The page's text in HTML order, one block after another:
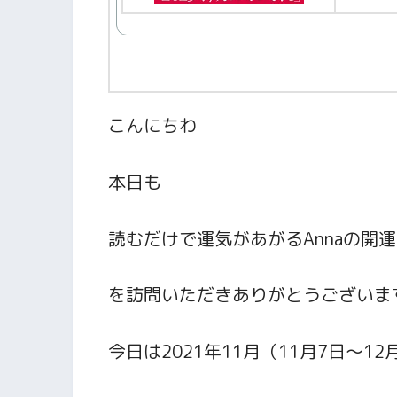
こんにちわ
本日も
読むだけで運気があがるAnnaの開
を訪問いただきありがとうございま
今日は2021年11月（11月7日～12